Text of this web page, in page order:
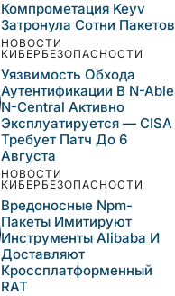
Компрометация Keyv
Затронула Сотни Пакетов
НОВОСТИ
КИБЕРБЕЗОПАСНОСТИ
Уязвимость Обхода
Аутентификации В N-Able
N-Central Активно
Эксплуатируется — CISA
Требует Патч До 6
Августа
НОВОСТИ
КИБЕРБЕЗОПАСНОСТИ
Вредоносные Npm-
Пакеты Имитируют
Инструменты Alibaba И
Доставляют
Кроссплатформенный
RAT